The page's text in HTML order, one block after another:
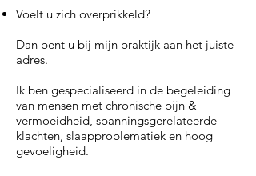
Voelt u zich overprikkeld?
Dan bent u bij mijn praktijk aan het juiste
adres.
Ik ben gespecialiseerd in de begeleiding
van mensen met chronische pijn &
vermoeidheid, spanningsgerelateerde
klachten, slaapproblematiek en hoog
gevoeligheid.